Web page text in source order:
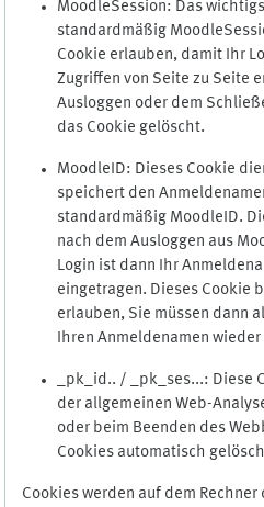
MoodleSession: Das
standardmäßig
Cookie erlauben, damit Ihr
Zugriffen von Seite zu Seite
Ausloggen oder dem
das Cookie gelöscht.
MoodleID: Dieses Cookie
speichert den
standardmäßig MoodleID.
nach dem Ausloggen aus
Login ist dann Ihr
eingetragen. Dieses Cookie
erlauben, Sie müssen dann
Ihren Anmeldenamen
_pk_id.. / _pk_ses...: Diese
der allgemeinen Web-
oder beim Beenden des
Cookies automatisch
Cookies werden auf dem